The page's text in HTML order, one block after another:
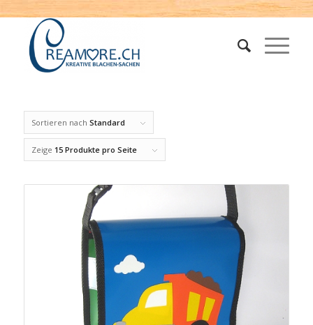
Sortieren nach Standard
Zeige 15 Produkte pro Seite